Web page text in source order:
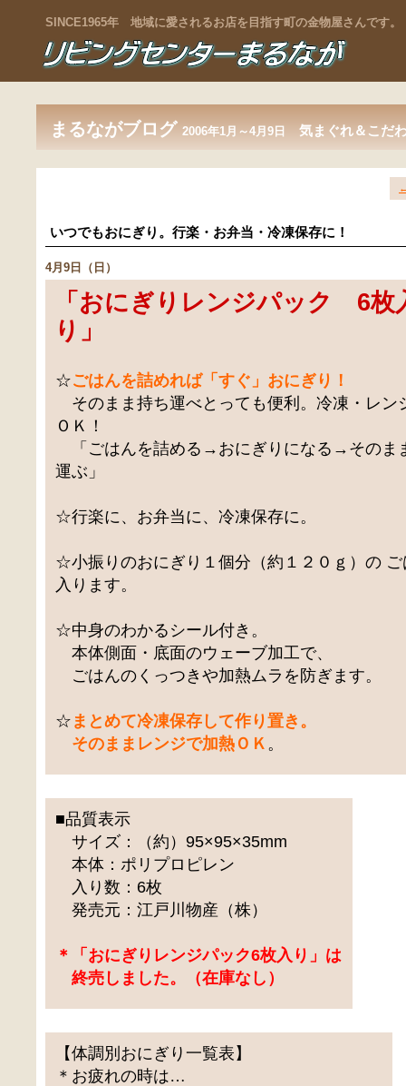
SINCE1965年 地域に愛されるお店を目指す町の金物屋さんです。
まるながブログ 2006年1月～4月9日 気まぐれ＆こだ
いつでもおにぎり。行楽・お弁当・冷凍保存に！
4月9日（日）
「 おにぎりレンジパック 6枚
り 」
☆ごはんを詰めれば「すぐ」おにぎり！
そのまま持ち運べとっても便利。冷凍・レン
ＯＫ！
「ごはんを詰める→おにぎりになる→そのま
運ぶ」
☆行楽に、お弁当に、冷凍保存に。
☆小振りのおにぎり１個分（約１２０ｇ）の ご
入ります。
☆中身のわかるシール付き。
本体側面・底面のウェーブ加工で、
ごはんのくっつきや加熱ムラを防ぎます。
☆ まとめて冷凍保存して作り置き。
そのままレンジで加熱ＯＫ 。
■品質表示
サイズ：（約）95×95×35mm
本体：ポリプロピレン
入り数：6枚
発売元：江戸川物産（株）
＊「おにぎりレンジパック6枚入り」は
終売しました。（在庫なし）
【体調別おにぎり一覧表】
＊お疲れの時は…